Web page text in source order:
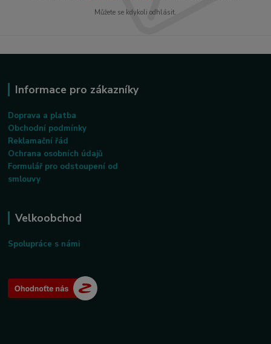
Můžete se kdykoli odhlásit.
Informace pro zákazníky
Doprava a platba
Obchodní podmínky
Reklamační řád
Ochrana osobních údajů
Formulář pro odstoupení od
smlouvy
Velkoobchod
Spolupráce s námi